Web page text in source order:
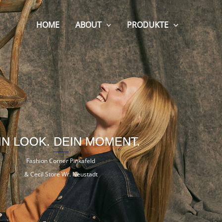
HOME ABOUT PRODUKTE
LOOK. DEIN MOMENT.
Fashion Corner Pinkafeld
& Cecil Store Wr. Neustadt